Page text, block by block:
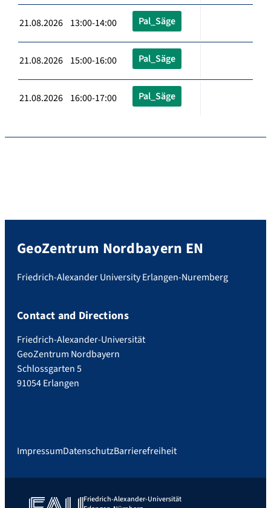
21.08.2026 13:00-14:00 Pal_Säge
21.08.2026 15:00-16:00 Pal_Säge
21.08.2026 16:00-17:00 Pal_Säge
GeoZentrum Nordbayern EN
Friedrich-Alexander University Erlangen-Nuremberg
Contact and Directions
Friedrich-Alexander-Universität
GeoZentrum Nordbayern
Schlossgarten 5
91054 Erlangen
ImpressumDatenschutzBarrierefreiheit
Friedrich-Alexander-Universität